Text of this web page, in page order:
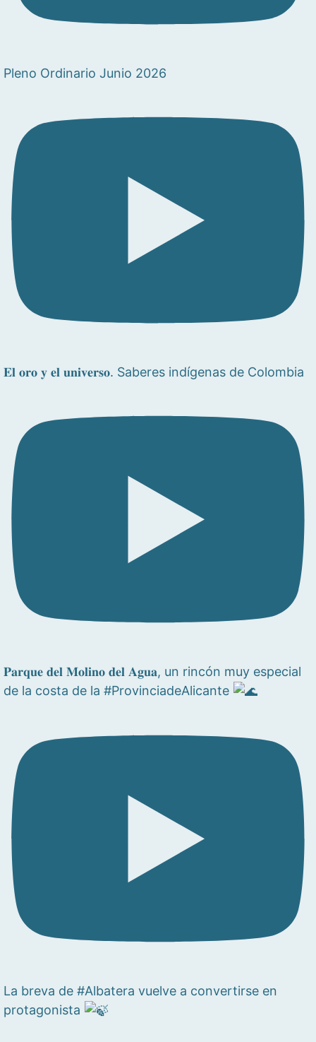
Pleno Ordinario Junio 2026
𝐄𝐥 𝐨𝐫𝐨 𝐲 𝐞𝐥 𝐮𝐧𝐢𝐯𝐞𝐫𝐬𝐨. Saberes indígenas de Colombia
𝐏𝐚𝐫𝐪𝐮𝐞 𝐝𝐞𝐥 𝐌𝐨𝐥𝐢𝐧𝐨 𝐝𝐞𝐥 𝐀𝐠𝐮𝐚, un rincón muy especial
de la costa de la #ProvinciadeAlicante
La breva de #Albatera vuelve a convertirse en
protagonista